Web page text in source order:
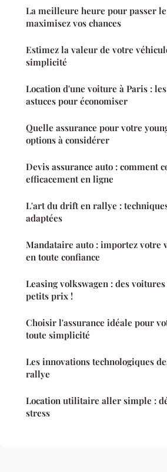
La meilleure heure pour passer
maximisez vos chances
Estimez la valeur de votre
simplicité
Location d'une voiture à Paris :
astuces pour économiser
Quelle assurance pour votre
options à considérer
Devis assurance auto : comment
efficacement en ligne
L'art du drift en rallye :
adaptées
Mandataire auto : importez votre
en toute confiance
Leasing volkswagen : des voitures
petits prix !
Choisir l'assurance idéale pour
toute simplicité
Les innovations technologiques
rallye
Location utilitaire aller simple :
stress